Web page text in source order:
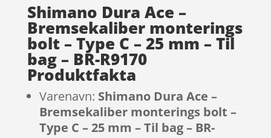
Shimano Dura Ace –
Bremsekaliber monterings
bolt – Type C – 25 mm – Til
bag – BR-R9170
Produktfakta
Varenavn: Shimano Dura Ace –
Bremsekaliber monterings bolt –
Type C – 25 mm – Til bag – BR-